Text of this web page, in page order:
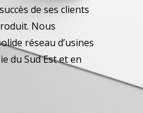
de ses clients
Nous
réseau d’usines
du Sud Est et en